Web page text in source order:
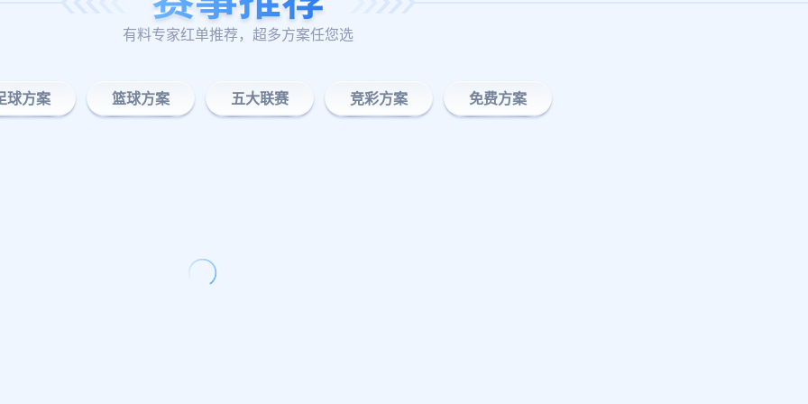
有料专家红单推荐，超多方案任您选
球方案 篮球方案 五大联赛 竞彩方案 免费方案